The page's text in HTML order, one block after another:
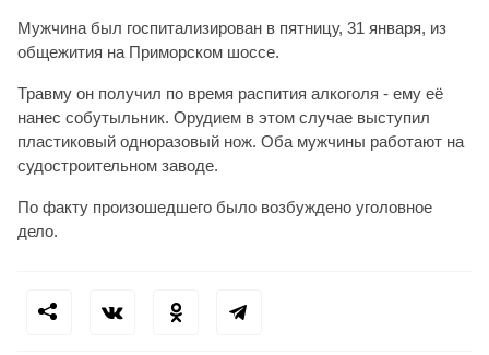
Мужчина был госпитализирован в пятницу, 31 января, из
общежития на Приморском шоссе.
Травму он получил по время распития алкоголя - ему её
нанес собутыльник. Орудием в этом случае выступил
пластиковый одноразовый нож. Оба мужчины работают на
судостроительном заводе.
По факту произошедшего было возбуждено уголовное
дело.